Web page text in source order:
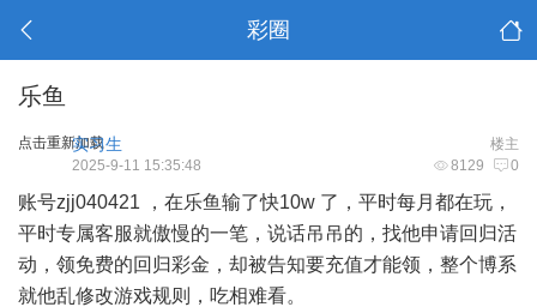
彩圈
乐鱼
点击重新加载 楼主
实习生
8129 0
2025-9-11 15:35:48
账号zjj040421 ，在乐鱼输了快10w 了，平时每月都在玩，
平时专属客服就傲慢的一笔，说话吊吊的，找他申请回归活
动，领免费的回归彩金，却被告知要充值才能领，整个博系
就他乱修改游戏规则，吃相难看。